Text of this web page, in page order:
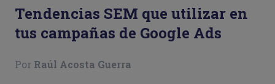
Tendencias SEM que utilizar en
tus campañas de Google Ads
Por Raúl Acosta Guerra